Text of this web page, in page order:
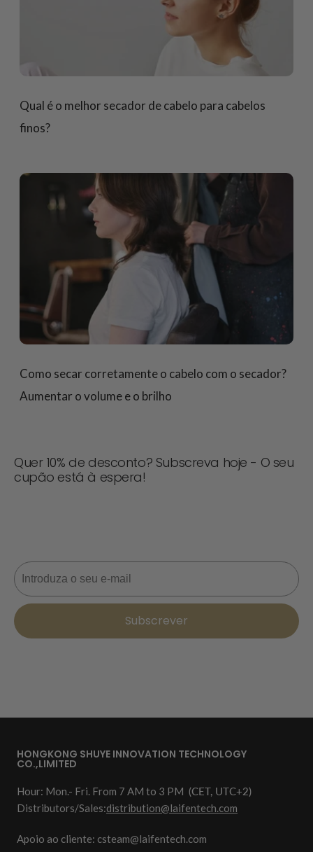
Qual é o melhor secador de cabelo para cabelos
finos?
Como secar corretamente o cabelo com o secador?
Aumentar o volume e o brilho
Quer 10% de desconto? Subscreva hoje - O seu
cupão está à espera!
Correio eletrónico
Subscrever
HONGKONG SHUYE INNOVATION TECHNOLOGY
CO.,LIMITED
Hour: Mon.- Fri. From 7 AM to 3 PM (CET, UTC+2)
Distributors/Sales:distribution@laifentech.com
Apoio ao cliente: csteam@laifentech.com